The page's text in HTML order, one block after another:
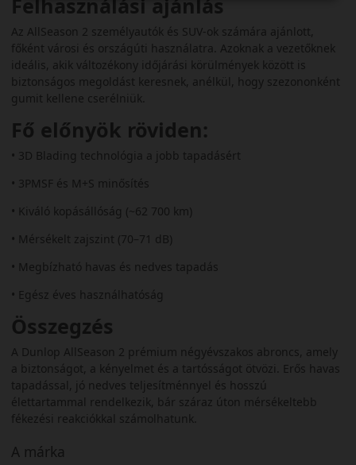
Az AllSeason 2 személyautók és SUV‑ok számára ajánlott,
főként városi és országúti használatra. Azoknak a vezetőknek
ideális, akik változékony időjárási körülmények között is
biztonságos megoldást keresnek, anélkül, hogy szezononként
gumit kellene cserélniük.
Fő előnyök röviden:
• 3D Blading technológia a jobb tapadásért
• 3PMSF és M+S minősítés
• Kiváló kopásállóság (~62 700 km)
• Mérsékelt zajszint (70–71 dB)
• Megbízható havas és nedves tapadás
• Egész éves használhatóság
Összegzés
A Dunlop AllSeason 2 prémium négyévszakos abroncs, amely
a biztonságot, a kényelmet és a tartósságot ötvözi. Erős havas
tapadással, jó nedves teljesítménnyel és hosszú
élettartammal rendelkezik, bár száraz úton mérsékeltebb
fékezési reakciókkal számolhatunk.
A márka